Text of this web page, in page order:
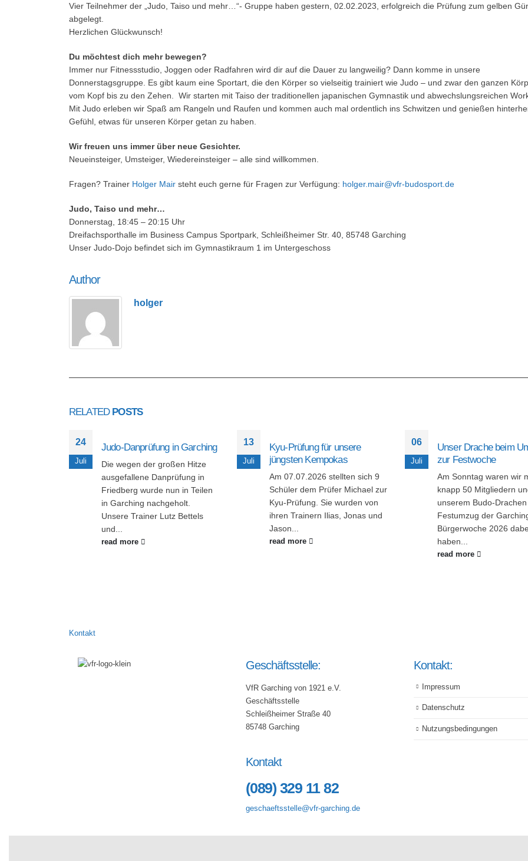
Vier Teilnehmer der „Judo, Taiso und mehr…“- Gruppe haben gestern, 02.02.2023, erfolgreich die Prüfung zum gelben
abgelegt.
Herzlichen Glückwunsch!
Du möchtest dich mehr bewegen?
Immer nur Fitnessstudio, Joggen oder Radfahren wird dir auf die Dauer zu langweilig? Dann komme in unsere
Donnerstagsgruppe. Es gibt kaum eine Sportart, die den Körper so vielseitig trainiert wie Judo – und zwar den ganzen
vom Kopf bis zu den Zehen. Wir starten mit Taiso der traditionellen japanischen Gymnastik und abwechslungsreichen
Mit Judo erleben wir Spaß am Rangeln und Raufen und kommen auch mal ordentlich ins Schwitzen und genießen
Gefühl, etwas für unseren Körper getan zu haben.
Wir freuen uns immer über neue Gesichter.
Neueinsteiger, Umsteiger, Wiedereinsteiger – alle sind willkommen.
Fragen? Trainer Holger Mair steht euch gerne für Fragen zur Verfügung: holger.mair@vfr-budosport.de
Judo, Taiso und mehr…
Donnerstag, 18:45 – 20:15 Uhr
Dreifachsporthalle im Business Campus Sportpark, Schleißheimer Str. 40, 85748 Garching
Unser Judo-Dojo befindet sich im Gymnastikraum 1 im Untergeschoss
Author
holger
RELATED POSTS
24
Juli
Judo-Danprüfung in Garching
Die wegen der großen Hitze
ausgefallene Danprüfung in
Friedberg wurde nun in Teilen
in Garching nachgeholt.
Unsere Trainer Lutz Bettels
und...
read more
13
Juli
Kyu-Prüfung für unsere
jüngsten Kempokas
Am 07.07.2026 stellten sich 9
Schüler dem Prüfer Michael zur
Kyu-Prüfung. Sie wurden von
ihren Trainern Ilias, Jonas und
Jason...
read more
06
Juli
Unser Drache beim
zur Festwoche
Am Sonntag waren wir
knapp 50 Mitgliedern
unserem
Festumzug der
Bürgerwoche 2026
haben...
read more
Kontakt
Geschäftsstelle:
VfR Garching von 1921 e.V.
Geschäftsstelle
Schleißheimer Straße 40
85748 Garching
Kontakt
(089) 329 11 82
geschaeftsstelle@vfr-garching.de
Kontakt:
Impressum
Datenschutz
Nutzungsbedingungen